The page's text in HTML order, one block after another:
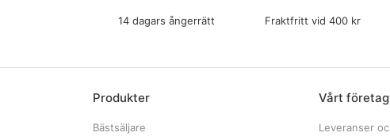
14 dagars ångerrätt Fraktfritt vid 400 kr
Produkter
Bästsäljare
Vårt företag
Leveranser